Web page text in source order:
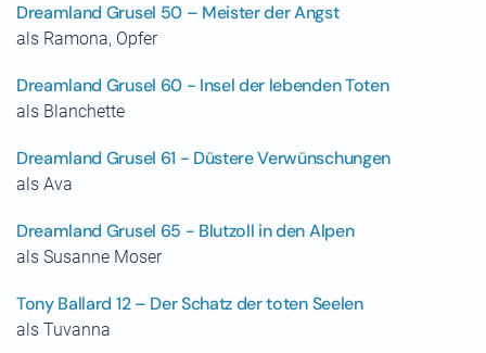
Dreamland Grusel 50 – Meister der Angst
als Ramona, Opfer
Dreamland Grusel 60 - Insel der lebenden Toten
als Blanchette
Dreamland Grusel 61 - Düstere Verwünschungen
als Ava
Dreamland Grusel 65 - Blutzoll in den Alpen
als Susanne Moser
Tony Ballard 12 – Der Schatz der toten Seelen
als Tuvanna